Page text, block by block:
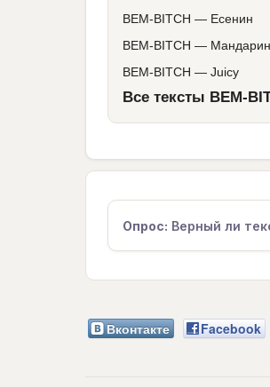
BEM-BITCH — Есенин
BEM-BITCH — Мандарин
BEM-BITCH — Juicy
Все тексты BEM-
Опрос: Верный ли
Вконтакте Facebook